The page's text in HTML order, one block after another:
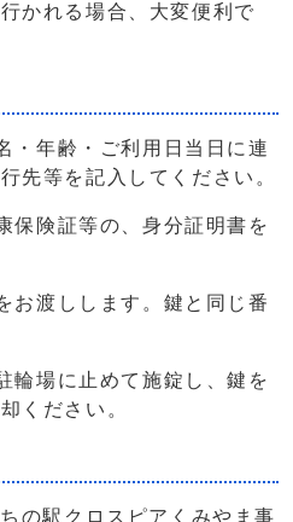
かれる場合、大変便利で
・年齢・ご利用日当日に連
先等を記入してください。
保険証等の、身分証明書を
お渡しします。鍵と同じ番
輪場に止めて施錠し、鍵を
ください。
の駅クロスピアくみやま事